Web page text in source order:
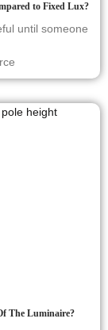
to Fixed Lux?
until someone
The Luminaire?